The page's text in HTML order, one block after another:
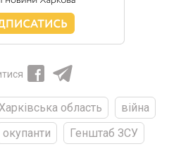
Харківська область
війна
окупанти Генштаб ЗСУ